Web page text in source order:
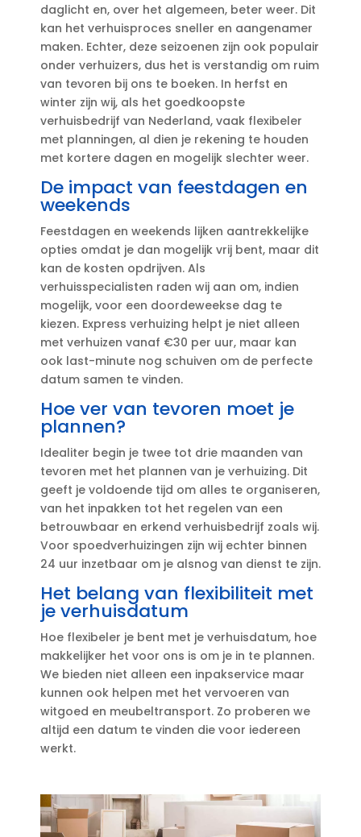
daglicht en, over het algemeen, beter weer.​ Dit
kan het verhuisproces sneller en aangenamer
maken.​ Echter, deze seizoenen zijn ook populair
onder verhuizers, dus het is verstandig om ruim
van tevoren bij ons te boeken.​ In herfst en
winter zijn wij, als het goedkoopste
verhuisbedrijf van Nederland, vaak flexibeler
met planningen, al dien je rekening te houden
met kortere dagen en mogelijk slechter weer.​
De impact van feestdagen en
weekends
Feestdagen en weekends lijken aantrekkelijke
opties omdat je dan mogelijk vrij bent, maar dit
kan de kosten opdrijven.​ Als
verhuisspecialisten raden wij aan om, indien
mogelijk, voor een doordeweekse dag te
kiezen.​ Express verhuizing helpt je niet alleen
met verhuizen vanaf €30 per uur, maar kan
ook last-minute nog schuiven om de perfecte
datum samen te vinden.​
Hoe ver van tevoren moet je
plannen?
Idealiter begin je twee tot drie maanden van
tevoren met het plannen van je verhuizing.​ Dit
geeft je voldoende tijd om alles te organiseren,
van het inpakken tot het regelen van een
betrouwbaar en erkend verhuisbedrijf zoals wij.​
Voor spoedverhuizingen zijn wij echter binnen
24 uur inzetbaar om je alsnog van dienst te zijn.​
Het belang van flexibiliteit met
je verhuisdatum
Hoe flexibeler je bent met je verhuisdatum, hoe
makkelijker het voor ons is om je in te plannen.​
We bieden niet alleen een inpakservice maar
kunnen ook helpen met het vervoeren van
witgoed en meubeltransport.​ Zo proberen we
altijd een datum te vinden die voor iedereen
werkt.​